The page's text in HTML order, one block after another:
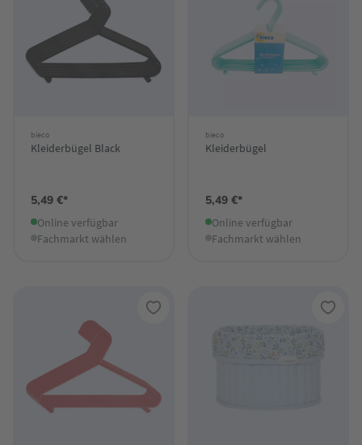
bieco
Kleiderbügel Black
5,49 €*
Online verfügbar
Fachmarkt wählen
bieco
Kleiderbügel
5,49 €*
Online verfügbar
Fachmarkt wählen